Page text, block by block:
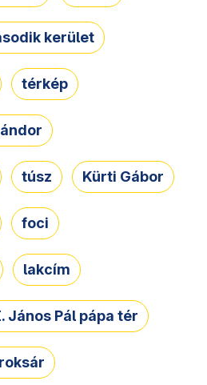
kerület
térkép
túsz Kürti Gábor
foci
lakcím
János Pál pápa tér